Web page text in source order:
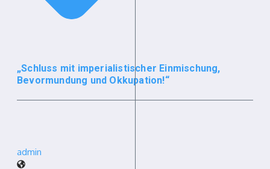
„Schluss mit imperialistischer Einmischung,
Bevormundung und Okkupation!“
admin